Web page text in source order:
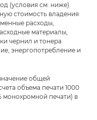
(условия см. ниже).
стоимость владения
расходы,
материалы,
чернил и тонера
энергопотребление и
общей
объема печати 1000
монохромной печати) в